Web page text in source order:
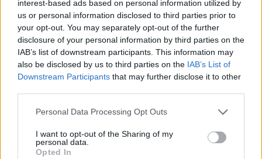
interest-based ads based on personal information utilized by
us or personal information disclosed to third parties prior to
your opt-out. You may separately opt-out of the further
disclosure of your personal information by third parties on the
IAB’s list of downstream participants. This information may
also be disclosed by us to third parties on the IAB’s List of
Downstream Participants that may further disclose it to other
Please note that this website/app uses one or more Google
not limited to your visit or usage behaviour. You may click to
grant or deny consent to Google and its third-party tags to
Personal Data Processing Opt Outs
I want to opt-out of the Sharing of my
personal data.
Opted In
Mikor Sodrócki
16 éve
És hardcore rap-et miért nem ad a mezzo ?
efes
@Mikor Sodrócki: Mert az nem komoly zene.